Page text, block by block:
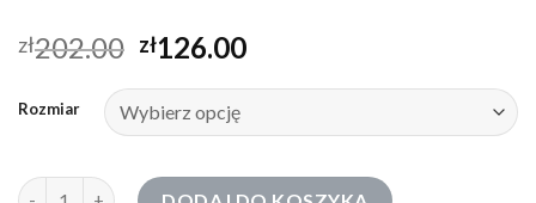
zł202.00 zł126.00
Rozmiar
ilość bluza bez kaptura